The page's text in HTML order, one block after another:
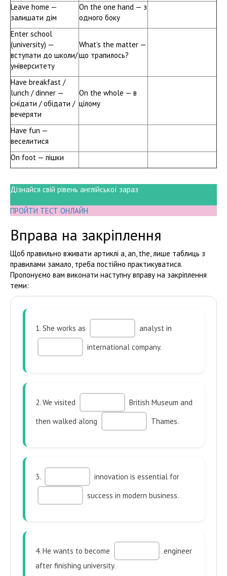
Leave home —
залишати дім
On the one hand — з
одного боку
Enter school
(university) —
вступати до школи/
університету
What’s the matter —
що трапилось?
Have breakfast /
lunch / dinner —
снідати / обідати /
вечеряти
On the whole — в
цілому
Have fun —
веселитися
On foot — пішки
Дізнайся свій рівень англійської зараз
ПРОЙТИ ТЕСТ ОНЛАЙН
Вправа на закріплення
Щоб правильно вживати артиклі a, an, the, лише таблиць з
правилами замало, треба постійно практикуватися.
Пропонуємо вам виконати наступну вправу на закріплення
теми:
1. She works as
analyst in
international company.
2. We visited
British Museum and
then walked along
Thames.
3.
innovation is essential for
success in modern business.
4. He wants to become
engineer
after finishing university.